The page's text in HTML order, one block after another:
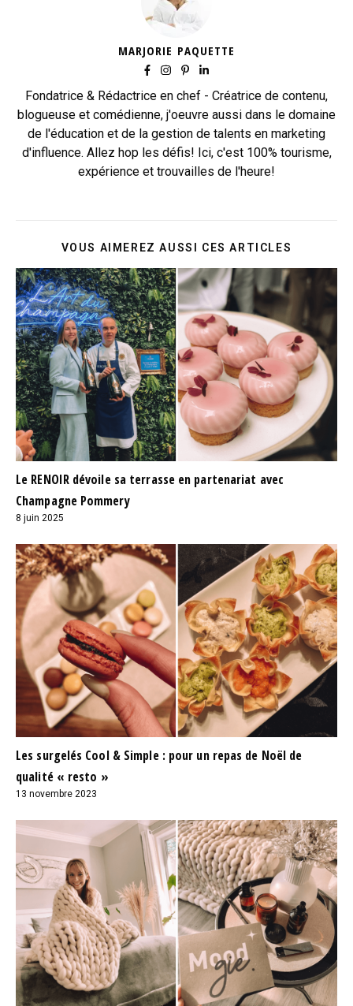
MARJORIE PAQUETTE
Fondatrice & Rédactrice en chef - Créatrice de contenu,
blogueuse et comédienne, j'oeuvre aussi dans le domaine
de l'éducation et de la gestion de talents en marketing
d'influence. Allez hop les défis! Ici, c'est 100% tourisme,
expérience et trouvailles de l'heure!
VOUS AIMEREZ AUSSI CES ARTICLES
Le RENOIR dévoile sa terrasse en partenariat avec
Champagne Pommery
8 juin 2025
Les surgelés Cool & Simple : pour un repas de Noël de
qualité « resto »
13 novembre 2023